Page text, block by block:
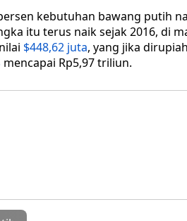
kebutuhan bawang putih
itu terus naik sejak 2016, di
$448,62 juta, yang jika
mencapai Rp5,97 triliun.